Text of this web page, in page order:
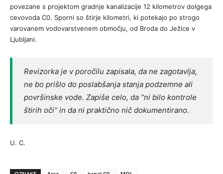
povezane s projektom gradnje kanalizacije 12 kilometrov dolgega
cevovoda C0. Sporni so štirje kilometri, ki potekajo po strogo
varovanem vodovarstvenem območju, od Broda do Ježice v
Ljubljani.
Revizorka je v poročilu zapisala, da ne zagotavlja,
ne bo prišlo do poslabšanja stanja podzemne ali
površinske vode. Zapiše celo, da “ni bilo kontrole
štirih oči” in da ni praktično nič dokumentirano.
U. C.